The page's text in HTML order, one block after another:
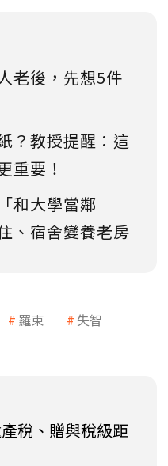
老後，先想5件
？教授提醒：這
重要！
和大學當鄰
、宿舍變養老房
羅東
失智
稅、贈與稅級距